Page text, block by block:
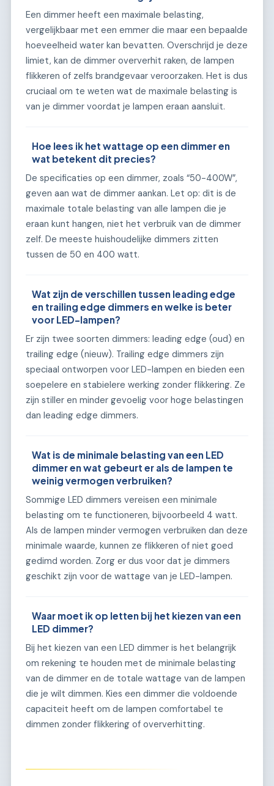
Een dimmer heeft een maximale belasting,
vergelijkbaar met een emmer die maar een bepaalde
hoeveelheid water kan bevatten. Overschrijd je deze
limiet, kan de dimmer oververhit raken, de lampen
flikkeren of zelfs brandgevaar veroorzaken. Het is dus
cruciaal om te weten wat de maximale belasting is
van je dimmer voordat je lampen eraan aansluit.
Hoe lees ik het wattage op een dimmer en
wat betekent dit precies?
De specificaties op een dimmer, zoals “50-400W”,
geven aan wat de dimmer aankan. Let op: dit is de
maximale totale belasting van alle lampen die je
eraan kunt hangen, niet het verbruik van de dimmer
zelf. De meeste huishoudelijke dimmers zitten
tussen de 50 en 400 watt.
Wat zijn de verschillen tussen leading edge
en trailing edge dimmers en welke is beter
voor LED-lampen?
Er zijn twee soorten dimmers: leading edge (oud) en
trailing edge (nieuw). Trailing edge dimmers zijn
speciaal ontworpen voor LED-lampen en bieden een
soepelere en stabielere werking zonder flikkering. Ze
zijn stiller en minder gevoelig voor hoge belastingen
dan leading edge dimmers.
Wat is de minimale belasting van een LED
dimmer en wat gebeurt er als de lampen te
weinig vermogen verbruiken?
Sommige LED dimmers vereisen een minimale
belasting om te functioneren, bijvoorbeeld 4 watt.
Als de lampen minder vermogen verbruiken dan deze
minimale waarde, kunnen ze flikkeren of niet goed
gedimd worden. Zorg er dus voor dat je dimmers
geschikt zijn voor de wattage van je LED-lampen.
Waar moet ik op letten bij het kiezen van een
LED dimmer?
Bij het kiezen van een LED dimmer is het belangrijk
om rekening te houden met de minimale belasting
van de dimmer en de totale wattage van de lampen
die je wilt dimmen. Kies een dimmer die voldoende
capaciteit heeft om de lampen comfortabel te
dimmen zonder flikkering of oververhitting.